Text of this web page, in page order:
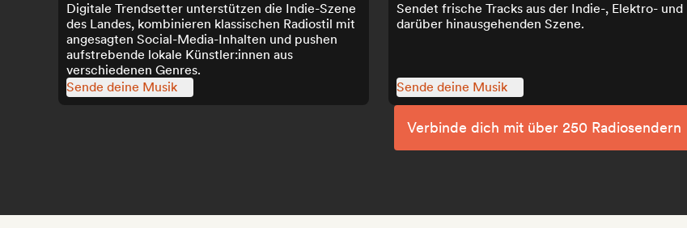
Digitale Trendsetter unterstützen die Indie-Szene
des Landes, kombinieren klassischen Radiostil mit
angesagten Social-Media-Inhalten und pushen
aufstrebende lokale Künstler:innen aus
verschiedenen Genres.
Sende deine Musik
Sendet frische Tracks aus der Indie-, Elektro- und
darüber hinausgehenden Szene.
Sende deine Musik
Verbinde dich mit über 250 Radiosendern